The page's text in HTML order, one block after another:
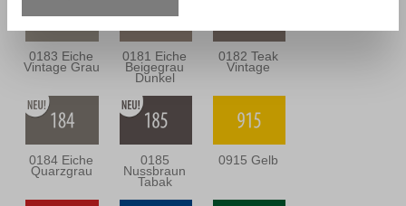
0183 Eiche
Vintage Grau
0181 Eiche
Beigegrau
Dunkel
0182 Teak
Vintage
0184 Eiche
Quarzgrau
0185
Nussbraun
Tabak
0915 Gelb